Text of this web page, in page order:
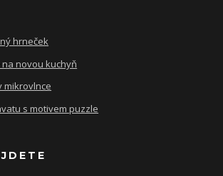
hrneček
novou kuchyň
mikrovlnce
s motivem puzzle